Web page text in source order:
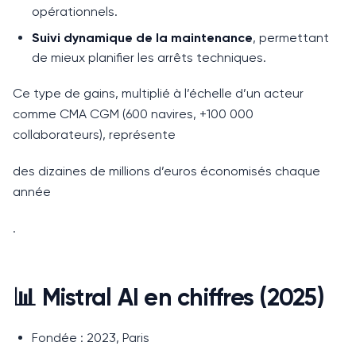
opérationnels.
Suivi dynamique de la maintenance, permettant
de mieux planifier les arrêts techniques.
Ce type de gains, multiplié à l’échelle d’un acteur
comme CMA CGM (600 navires, +100 000
collaborateurs), représente
des dizaines de millions d’euros économisés chaque
année
.
📊 Mistral AI en chiffres (2025)
Fondée : 2023, Paris